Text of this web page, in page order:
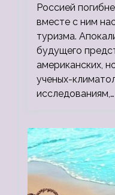
Россией
вместе с ним
туризма.
будущего
американских,
ученых-
исследованиям,…